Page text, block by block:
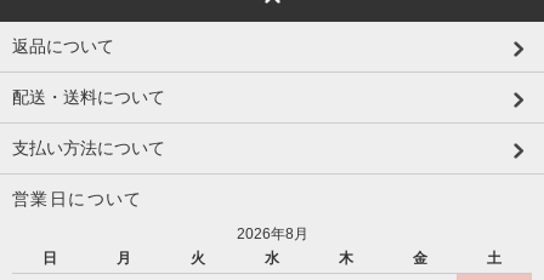
返品について
配送・送料について
支払い方法について
営業日について
2026年8月
日
月 火 水 木 金
土